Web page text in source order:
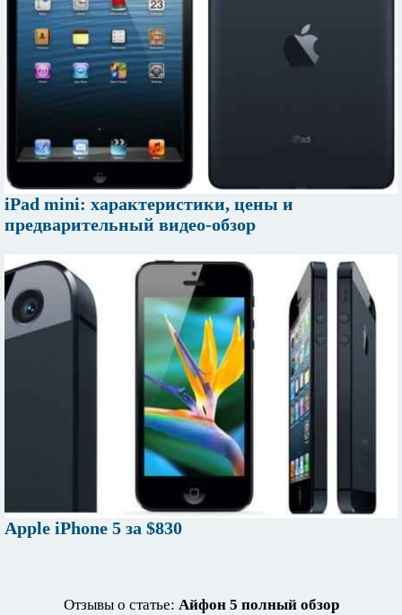
iPad mini: характеристики, цены и
предварительный видео-обзор
Apple iPhone 5 за $830
Отзывы о статье: Айфон 5 полный обзор